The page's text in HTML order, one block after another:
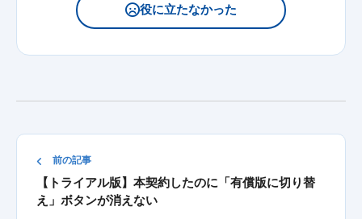
役に立たなかった
前の記事
【トライアル版】本契約したのに「有償版に切り替
え」ボタンが消えない